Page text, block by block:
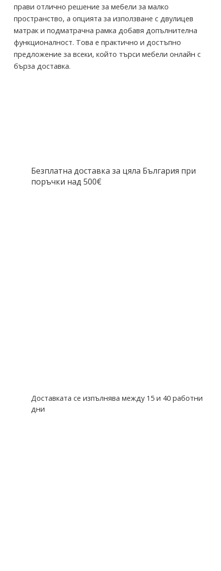
прави отлично решение за мебели за малко
пространство, а опцията за използване с двулицев
матрак и подматрачна рамка добавя допълнителна
функционалност. Това е практично и достъпно
предложение за всеки, който търси мебели онлайн с
бърза доставка.
Безплатна доставка за цяла България при
поръчки над 500€
Доставката се изпълнява между 15 и 40 работни
дни